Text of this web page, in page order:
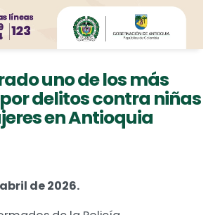
uno de los más
delitos contra niñas
en Antioquia
de 2026.